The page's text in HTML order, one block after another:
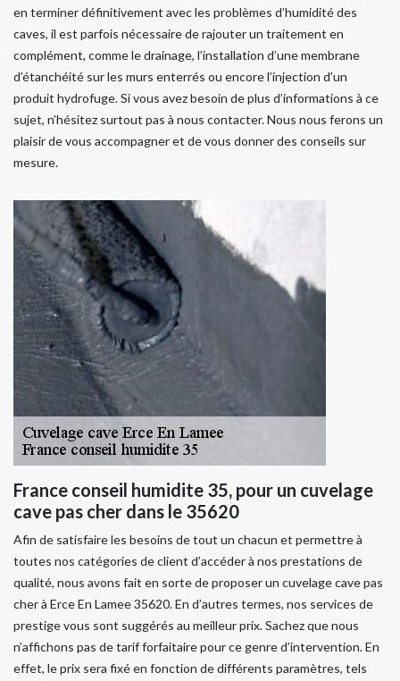
en terminer définitivement avec les problèmes d’humidité des
caves, il est parfois nécessaire de rajouter un traitement en
complément, comme le drainage, l’installation d’une membrane
d’étanchéité sur les murs enterrés ou encore l’injection d’un
produit hydrofuge. Si vous avez besoin de plus d’informations à ce
sujet, n’hésitez surtout pas à nous contacter. Nous nous ferons un
plaisir de vous accompagner et de vous donner des conseils sur
mesure.
France conseil humidite 35, pour un cuvelage
cave pas cher dans le 35620
Afin de satisfaire les besoins de tout un chacun et permettre à
toutes nos catégories de client d’accéder à nos prestations de
qualité, nous avons fait en sorte de proposer un cuvelage cave pas
cher à Erce En Lamee 35620. En d’autres termes, nos services de
prestige vous sont suggérés au meilleur prix. Sachez que nous
n’affichons pas de tarif forfaitaire pour ce genre d’intervention. En
effet, le prix sera fixé en fonction de différents paramètres, tels